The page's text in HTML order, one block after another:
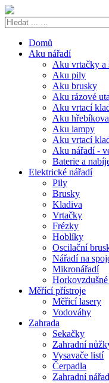
Hledat
Domů
Aku nářadí
Aku vrtačky a
Aku pily
Aku brusky
Aku rázové
Aku vrtací
Aku
Aku lampy
Aku vrtací
Aku nářadí -
Baterie a
Elektrické nářadí
Pily
Brusky
Kladiva
Vrtačky
Frézky
Hoblíky
Oscilační
Nářadí na
Mikronářadí
Měřící přístroje
Měřicí lasery
Vodováhy
Zahrada
Sekačky
Zahradní
Vysavače listí
Čerpadla
Zahradní